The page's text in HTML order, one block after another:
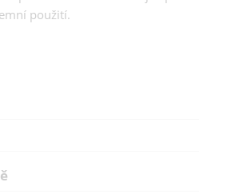
použití.